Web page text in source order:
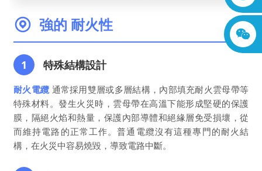
強的 耐火性
1 特殊結構設計
耐火電纜通常採用雙層或多層結構，內部填充耐火雲母帶等
特殊材料。發生火災時，雲母帶在高溫下能形成堅硬的保護
膜，隔絕火焰和熱量，保護內部導體和絕緣層免受損壞，從
而維持電路的正常工作。普通電纜沒有這種專門的耐火結
構，在火災中容易燒毀，導致電路中斷。